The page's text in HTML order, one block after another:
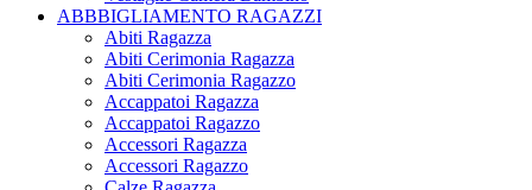
ABBBIGLIAMENTO RAGAZZI
Abiti Ragazza
Abiti Cerimonia Ragazza
Abiti Cerimonia Ragazzo
Accappatoi Ragazza
Accappatoi Ragazzo
Accessori Ragazza
Accessori Ragazzo